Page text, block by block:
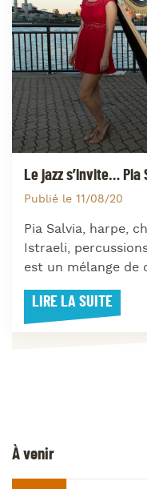
Le jazz s’invite… Pia
Publié le 11/08/20
Pia Salvia, harpe,
Istraeli,
est un mélange de
LIRE LA SUITE
À venir